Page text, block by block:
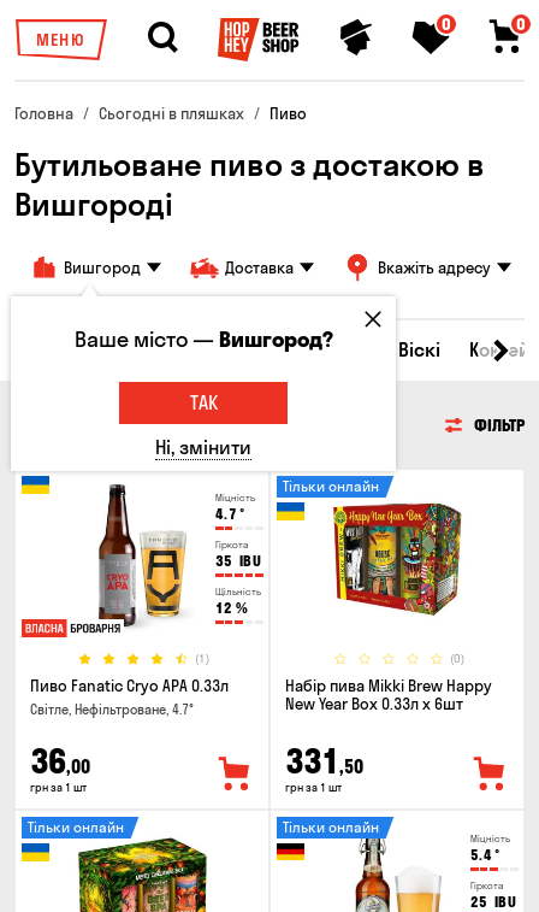
МЕНЮ
0 0
Головна Сьогодні в пляшках Пиво
Бутильоване пиво з достакою в
Вишгороді
Вишгород Доставка Вкажіть адресу
Всі товари Пиво Сидр Вино Віскі
ФІЛЬТР
Міцність
4.7 °
Гіркота
35 IBU
Щільність
12 %
(1)
Пиво Fanatic Cryo APA 0.33л
Світле, Нефільтроване, 4.7°
36,00
грн за 1 шт
(0)
Тільки онлайн
Набір пива Mikki Brew Happy
New Year Box 0.33л x 6шт
331 ,50
грн за 1 шт
Тільки онлайн
Міцність
5.4°
Гіркота
25 IBU
Тільки онлайн
Ваше місто —Вишгород?
ТАК
Ні, змінити